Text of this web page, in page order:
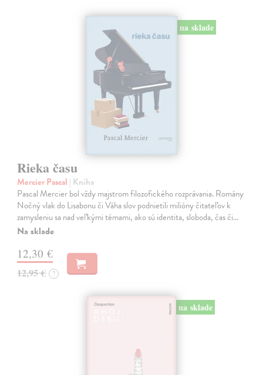
na sklade
Rieka času
Mercier Pascal | Kniha
Pascal Mercier bol vždy majstrom filozofického rozprávania. Romány
Nočný vlak do Lisabonu či Váha slov podnietili milióny čitateľov k
zamysleniu sa nad veľkými témami, ako sú identita, sloboda, čas či…
Na sklade
12,30 €
12,95 € ?
na sklade